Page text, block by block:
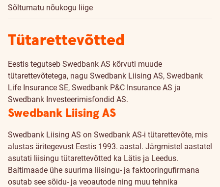
Sõltumatu nõukogu liige
Tütarettevõtted
Eestis tegutseb Swedbank AS kõrvuti muude
tütarettevõtetega, nagu Swedbank Liising AS, Swedbank
Life Insurance SE, Swedbank P&C Insurance AS ja
Swedbank Investeerimisfondid AS.
Swedbank Liising AS
Swedbank Liising AS on Swedbank AS-i tütarettevõte, mis
alustas äritegevust Eestis 1993. aastal. Järgmistel aastatel
asutati liisingu tütarettevõtted ka Lätis ja Leedus.
Baltimaade ühe suurima liisingu- ja faktooringufirmana
osutab see sõidu- ja veoautode ning muu tehnika